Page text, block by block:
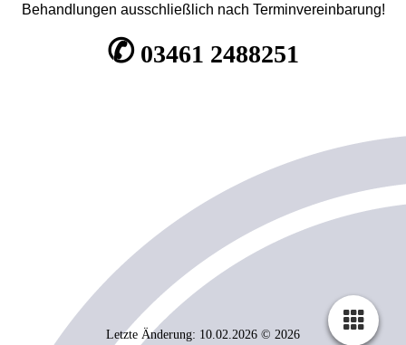
Behandlungen ausschließlich nach Terminvereinbarung!
✆03461 2488251
Letzte Änderung: 10.02.2026 © 2026